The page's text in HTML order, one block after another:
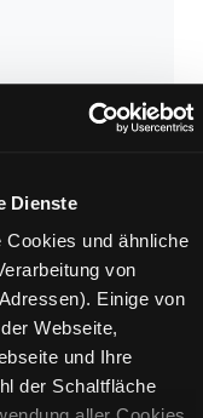
Dienste
und ähnliche
von
Einige von
Webseite,
und Ihre
der Schaltfläche